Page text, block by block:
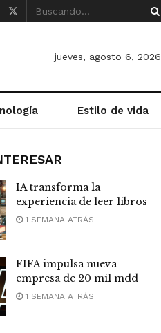
jueves, agosto 6, 2026
Estilo de vida
IA transforma la
experiencia de leer libros
1 SEMANA ATRÁS
FIFA impulsa nueva
empresa de 20 mil mdd
1 SEMANA ATRÁS